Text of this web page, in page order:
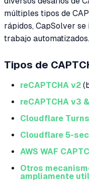
múltiples tipos de
rápidos, CapSolver
trabajo automatizados.
Tipos de
reCAPTCHA v2
reCAPTCHA v3
Cloudflare
Cloudflare 5-
AWS WAF
Otros
ampliamente